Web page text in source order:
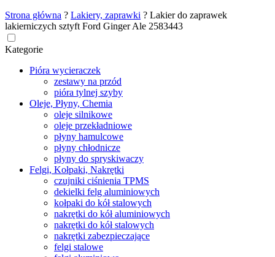
Strona główna ? Lakiery, zaprawki ? Lakier do zaprawek
lakierniczych sztyft Ford Ginger Ale 2583443
Kategorie
Pióra wycieraczek
zestawy na przód
pióra tylnej szyby
Oleje, Płyny, Chemia
oleje silnikowe
oleje przekładniowe
płyny hamulcowe
płyny chłodnicze
płyny do spryskiwaczy
Felgi, Kołpaki, Nakrętki
czujniki ciśnienia TPMS
dekielki felg aluminiowych
kołpaki do kół stalowych
nakrętki do kół aluminiowych
nakrętki do kół stalowych
nakrętki zabezpieczające
felgi stalowe